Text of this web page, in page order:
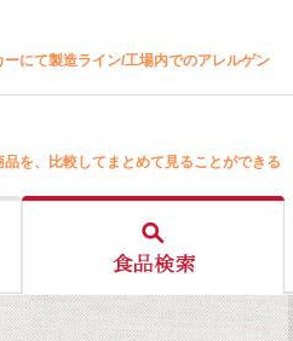
ーにて製造ライン/工場内でのアレルゲン
を、比較してまとめて見ることができる